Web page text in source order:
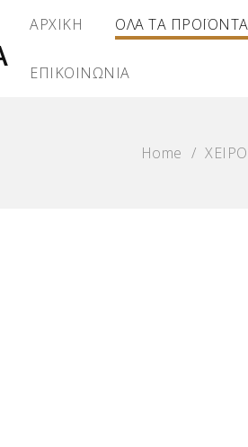
ΑΡΧΙΚΗ ΟΛΑ ΤΑ ΠΡΟΪΟΝΤΑ
ΕΠΙΚΟΙΝΩΝΙΑ
Home /